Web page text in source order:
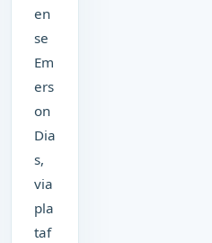
en
se
Em
ers
on
Dia
s,
via
pla
taf